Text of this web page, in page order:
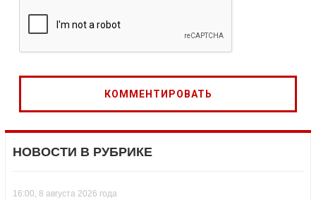
НОВОСТИ В РУБРИКЕ
16:00, 8 августа 2026 года